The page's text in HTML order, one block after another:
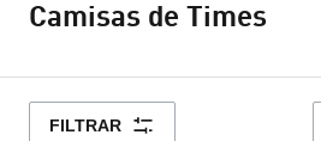
Camisas de Times
FILTRAR